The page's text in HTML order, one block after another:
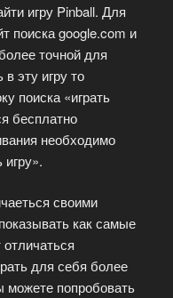
игру Pinball. Для
поиска google.com и
точной для
эту игру то
поиска «играть
бесплатно
необходимо
игру».
своими
как самые
для себя более
можете попробовать